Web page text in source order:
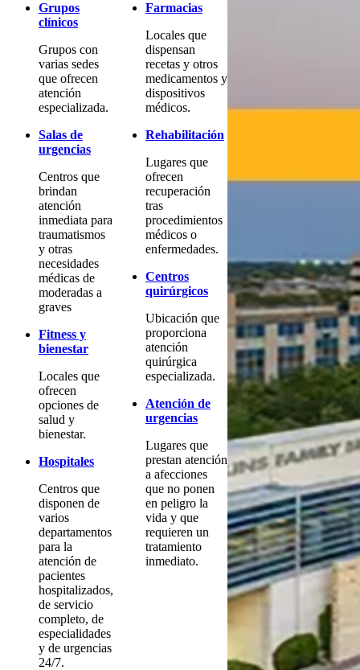
Grupos
clínicos
Grupos con
varias sedes
que ofrecen
atención
especializada.
Salas de
urgencias
Centros que
brindan
atención
inmediata para
traumatismos
y otras
necesidades
médicas de
moderadas a
graves
Fitness y
bienestar
Locales que
ofrecen
opciones de
salud y
bienestar.
Hospitales
Centros que
disponen de
varios
departamentos
para la
atención de
pacientes
hospitalizados,
de servicio
completo, de
especialidades
y de urgencias
24/7.
Farmacias
Locales que
dispensan
recetas y otros
medicamentos y
dispositivos
médicos.
Rehabilitación
Lugares que
ofrecen
recuperación
tras
procedimientos
médicos o
enfermedades.
Centros
quirúrgicos
Ubicación que
proporciona
atención
quirúrgica
especializada.
Atención de
urgencias
Lugares que
prestan atención
a afecciones
que no ponen
en peligro la
vida y que
requieren un
tratamiento
inmediato.